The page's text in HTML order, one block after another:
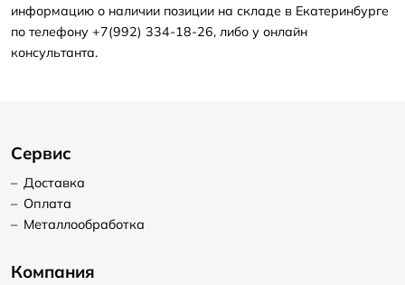
информацию о наличии позиции на складе в Екатеринбурге
по телефону +7(992) 334-18-26, либо у онлайн
консультанта.
Сервис
– Доставка
– Оплата
– Металлообработка
Компания